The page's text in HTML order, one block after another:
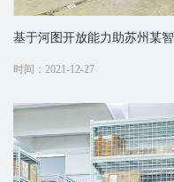
基于河图开放能力助苏州某
时间：2021-12-27